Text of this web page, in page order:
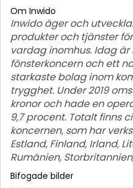
Om Inwido
Inwido äger och
produkter och tjänster
vardag inomhus. Idag är
fönsterkoncern och ett
starkaste bolag inom
trygghet. Under 2019
kronor och hade en
9,7 procent. Totalt finns
koncernen, som har
Estland, Finland, Irland,
Rumänien,
Bifogade bilder